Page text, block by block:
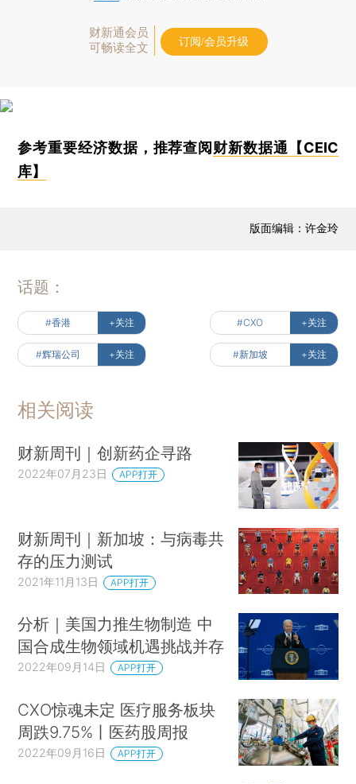
财新通会员
可畅读全文
订阅/会员升级
参考重要经济数据，推荐查阅财新数据通【CEIC
库】
版面编辑：许金玲
话题：
#香港 +关注 #CXO +关注
#辉瑞公司 +关注 #新加坡 +关注
相关阅读
财新周刊｜创新药企寻路
2022年07月23日 APP打开
财新周刊｜新加坡：与病毒共
存的压力测试
2021年11月13日 APP打开
分析｜美国力推生物制造 中
国合成生物领域机遇挑战并存
2022年09月14日 APP打开
CXO惊魂未定 医疗服务板块
周跌9.75%丨医药股周报
2022年09月16日 APP打开